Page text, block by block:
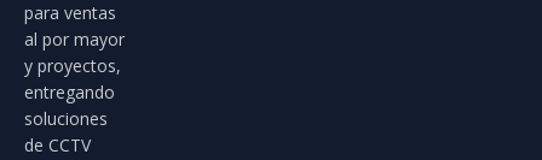
para ventas
al por mayor
y proyectos,
entregando
soluciones
de CCTV